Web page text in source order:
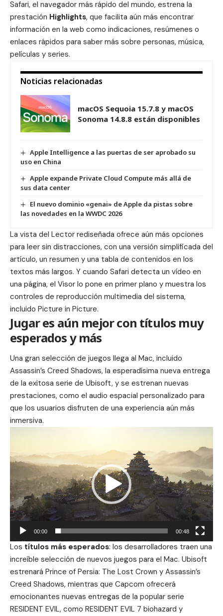
Safari, el navegador más rápido del mundo, estrena la
prestación Highlights, que facilita aún más encontrar
información en la web como indicaciones, resúmenes o
enlaces rápidos para saber más sobre personas, música,
películas y series.
Noticias relacionadas
macOS Sequoia 15.7.8 y macOS
Sonoma 14.8.8 están disponibles
Apple Intelligence a las puertas de ser aprobado su
uso en China
Apple expande Private Cloud Compute más allá de
sus data center
El nuevo dominio «genai» de Apple da pistas sobre
las novedades en la WWDC 2026
La vista del Lector rediseñada ofrece aún más opciones
para leer sin distracciones, con una versión simplificada del
artículo, un resumen y una tabla de contenidos en los
textos más largos. Y cuando Safari detecta un vídeo en
una página, el Visor lo pone en primer plano y muestra los
controles de reproducción multimedia del sistema,
incluido Picture in Picture.
Jugar es aún mejor con títulos muy
esperados y más
Una gran selección de juegos llega al Mac, incluido
Assassin’s Creed Shadows, la esperadísima nueva entrega
de la exitosa serie de Ubisoft, y se estrenan nuevas
prestaciones, como el audio espacial personalizado para
que los usuarios disfruten de una experiencia aún más
inmersiva.
vídeo
00:00 00:48
Los títulos más esperados: los desarrolladores traen una
increíble selección de nuevos juegos para el Mac. Ubisoft
estrenará Prince of Persia: The Lost Crown y Assassin’s
Creed Shadows, mientras que Capcom ofrecerá
emocionantes nuevas entregas de la popular serie
RESIDENT EVIL, como RESIDENT EVIL 7 biohazard y